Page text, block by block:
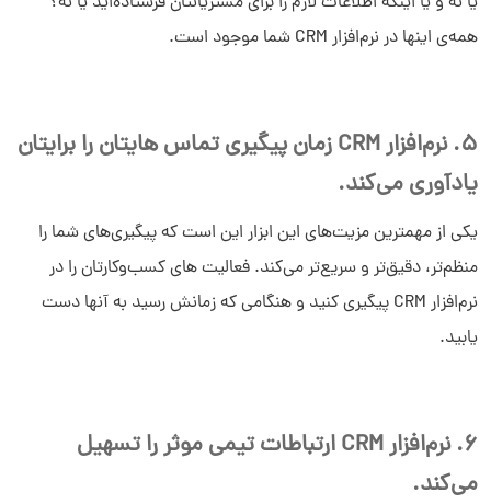
همه‌ی اینها در نرم‌افزار CRM شما موجود است.
5. نرم‌افزار CRM زمان پیگیری تماس هایتان را برایتان
یادآوری می‌کند.
یکی از مهمترین مزیت‌های این ابزار این است که پیگیری‌های شما را
منظم‌تر، دقیق‌تر و سریع‌تر می‌کند. فعالیت های کسب‌و‌کارتان را در
نرم‌افزار CRM پیگیری کنید و هنگامی‌ که زمانش رسید به آنها دست
یابید.
6. نرم‌افزار CRM ارتباطات تیمی موثر را تسهیل
می‌کند.